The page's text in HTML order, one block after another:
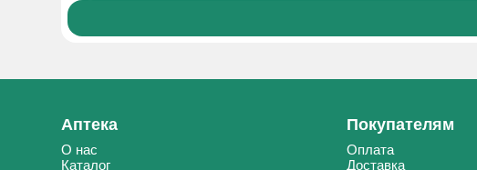
Аптека
О нас
Каталог
Покупателям
Оплата
Доставка